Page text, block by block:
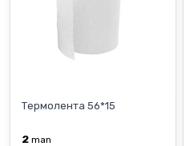
Термолента 56*15
2 man